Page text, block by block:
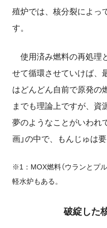
殖炉では、核分裂によっ
す。
使用済み燃料の再処理
せて循環させていけば、
はどんどん自前で原発の
までも理論上ですが、資
夢のようなことがいわれ
画」の中で、もんじゅは
※1：MOX燃料（ウランとプ
軽水炉もある。
破綻した